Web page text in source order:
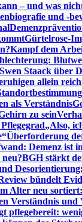
– und was
und -
Gürtelrose-
Kampf dem
Swen Staack über
allein
als Verständnis
zu sein
„Also,
Überforderung
Demenz ist
BGH stärkt
bündelt
Alter neu
Verständnis und
pflegebereit: